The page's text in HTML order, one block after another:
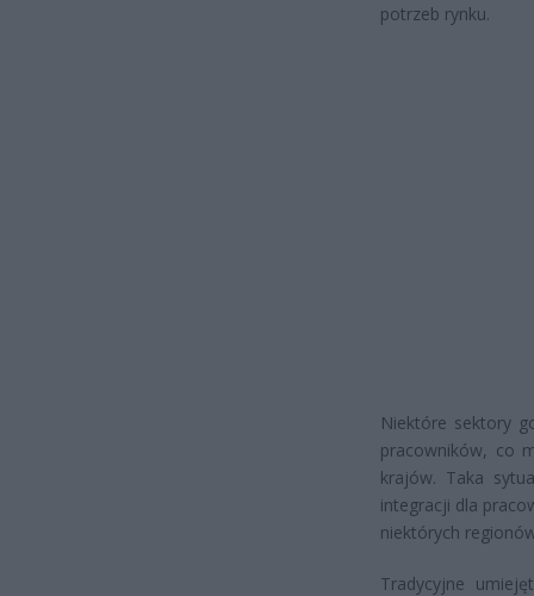
potrzeb rynku.
Niektóre sektory
pracowników, co
krajów. Taka
integracji dla
niektórych
Tradycyjne